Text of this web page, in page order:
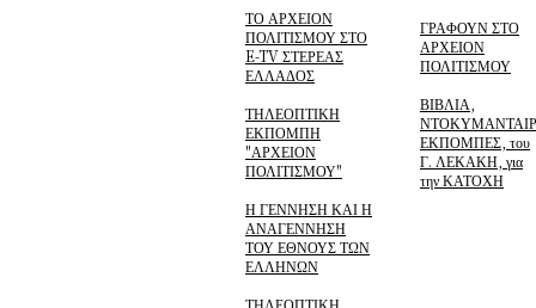
ΤΟ ΑΡΧΕΙΟΝ
ΠΟΛΙΤΙΣΜΟΥ ΣΤΟ
E-TV ΣΤΕΡΕΑΣ
ΕΛΛΑΔΟΣ
ΤΗΛΕΟΠΤΙΚΗ
ΕΚΠΟΜΠΗ
"ΑΡΧΕΙΟΝ
ΠΟΛΙΤΙΣΜΟΥ"
Η ΓΕΝΝΗΣΗ ΚΑΙ Η
ΑΝΑΓΕΝΝΗΣΗ
ΤΟΥ ΕΘΝΟΥΣ ΤΩΝ
ΕΛΛΗΝΩΝ
ΤΗΛΕΟΠΤΙΚΗ
ΓΡΑΦΟΥΝ ΣΤΟ
ΑΡΧΕΙΟΝ
ΠΟΛΙΤΙΣΜΟΥ
ΒΙΒΛΙΑ,
ΕΚΠΟΜΠΕΣ, του
Γ. ΛΕΚΑΚΗ, για
την ΚΑΤΟΧΗ